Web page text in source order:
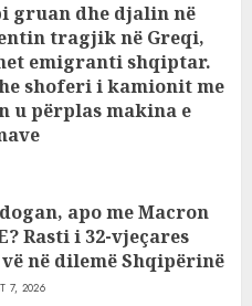
gruan dhe djalin në
tragjik në Greqi,
emigranti shqiptar.
shoferi i kamionit me
u përplas makina e
apo me Macron
Rasti i 32-vjeçares
në dilemë Shqipërinë
7, 2026